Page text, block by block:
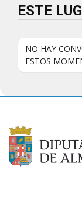
ESTE
NO HAY
ESTOS